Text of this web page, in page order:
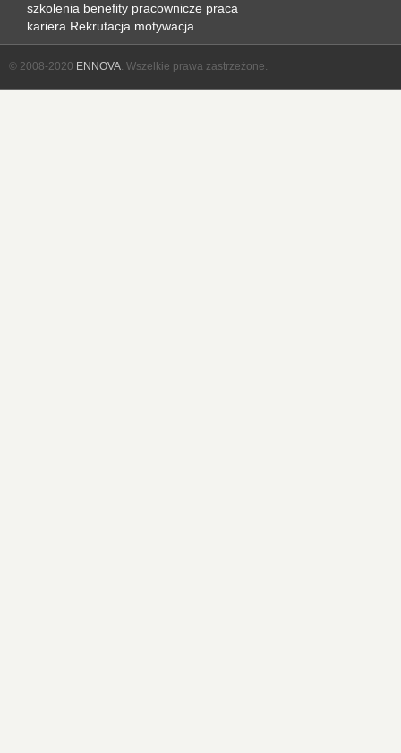
szkolenia benefity pracownicze praca
kariera Rekrutacja motywacja
© 2008-2020 ENNOVA. Wszelkie prawa zastrzeżone.